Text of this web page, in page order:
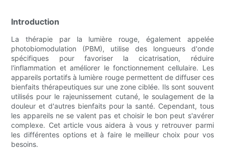
Introduction
La thérapie par la lumière rouge, également appelée
photobiomodulation (PBM), utilise des longueurs d'onde
spécifiques pour favoriser la cicatrisation, réduire
l'inflammation et améliorer le fonctionnement cellulaire. Les
appareils portatifs à lumière rouge permettent de diffuser ces
bienfaits thérapeutiques sur une zone ciblée. Ils sont souvent
utilisés pour le rajeunissement cutané, le soulagement de la
douleur et d'autres bienfaits pour la santé. Cependant, tous
les appareils ne se valent pas et choisir le bon peut s'avérer
complexe. Cet article vous aidera à vous y retrouver parmi
les différentes options et à faire le meilleur choix pour vos
besoins.